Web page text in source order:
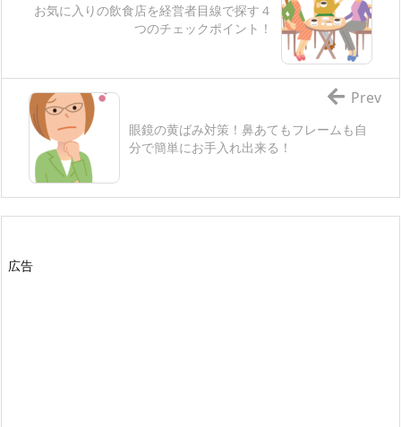
お気に入りの飲食店を経営者目線で探す４
つのチェックポイント！
眼鏡の黄ばみ対策！鼻あてもフレームも自
分で簡単にお手入れ出来る！
Prev
広告